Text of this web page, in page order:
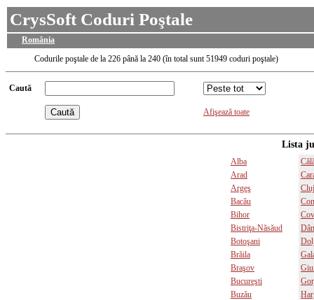
CrysSoft Coduri Poştale
România
Codurile poştale de la 226 până la 240 (în total sunt 51949 coduri poştale)
Caută
Afişează toate
Lista
Alba
Arad
Argeş
Bacău
Bihor
Bistriţa-Năsăud
Botoşani
Brăila
Braşov
Bucureşti
Buzău
Cluj